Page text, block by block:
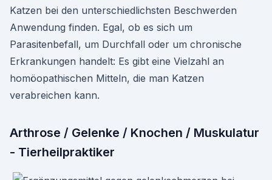
Katzen bei den unterschiedlichsten Beschwerden
Anwendung finden. Egal, ob es sich um
Parasitenbefall, um Durchfall oder um chronische
Erkrankungen handelt: Es gibt eine Vielzahl an
homöopathischen Mitteln, die man Katzen
verabreichen kann.
Arthrose / Gelenke / Knochen / Muskulatur
- Tierheilpraktiker